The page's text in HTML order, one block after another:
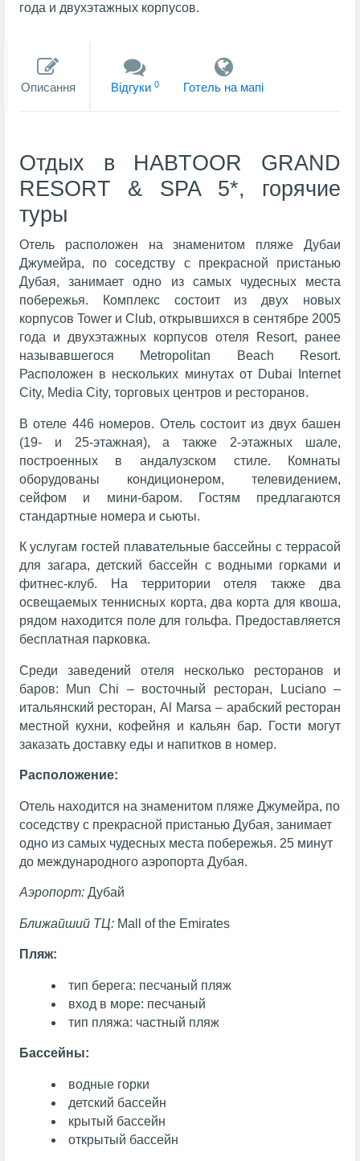
года и двухэтажных корпусов.
Описання Вiдгуки 0 Готель на мапi
Отдых в HABTOOR GRAND
RESORT & SPA 5*, горячие
туры
Отель расположен на знаменитом пляже Дубаи
Джумейра, по соседству с прекрасной пристанью
Дубая, занимает одно из самых чудесных места
побережья. Комплекс состоит из двух новых
корпусов Tower и Club, открывшихся в сентябре 2005
года и двухэтажных корпусов отеля Resort, ранее
называвшегося Metropolitan Beach Resort.
Расположен в нескольких минутах от Dubai Internet
City, Media City, торговых центров и ресторанов.
В отеле 446 номеров. Отель состоит из двух башен
(19- и 25-этажная), а также 2-этажных шале,
построенных в андалузском стиле. Комнаты
оборудованы кондиционером, телевидением,
сейфом и мини-баром. Гостям предлагаются
стандартные номера и сьюты.
К услугам гостей плавательные бассейны с террасой
для загара, детский бассейн с водными горками и
фитнес-клуб. На территории отеля также два
освещаемых теннисных корта, два корта для квоша,
рядом находится поле для гольфа. Предоставляется
бесплатная парковка.
Среди заведений отеля несколько ресторанов и
баров: Mun Chi – восточный ресторан, Luciano –
итальянский ресторан, Al Marsa – арабский ресторан
местной кухни, кофейня и кальян бар. Гости могут
заказать доставку еды и напитков в номер.
Расположение:
Отель находится на знаменитом пляже Джумейра, по
соседству с прекрасной пристанью Дубая, занимает
одно из самых чудесных места побережья. 25 минут
до международного аэропорта Дубая.
Аэропорт: Дубай
Ближайший ТЦ:Mall of the Emirates
Пляж:
тип берега: песчаный пляж
вход в море: песчаный
тип пляжа: частный пляж
Бассейны:
водные горки
детский бассейн
крытый бассейн
открытый бассейн